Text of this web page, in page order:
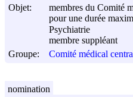
Objet:
membres du Comité
pour une durée
Psychiatrie
membre suppléant
Groupe:
Comité médical
nomination